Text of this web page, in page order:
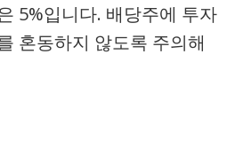
5%입니다. 배당주에 투자
혼동하지 않도록 주의해